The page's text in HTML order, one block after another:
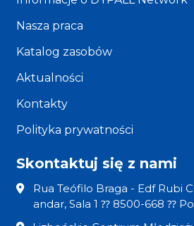
Nasza praca
Katalog zasobów
Aktualności
Kontakty
Polityka prywatności
Skontaktuj się z nami
Rua Teófilo Braga - Edf Rubi
andar, Sala 1 ⁇ 8500-668 ⁇